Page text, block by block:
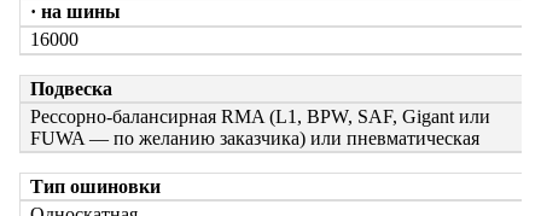
· на шины
16000
Подвеска
Рессорно-балансирная RMA (L1, BPW, SAF, Gigant или
FUWA — по желанию заказчика) или пневматическая
Тип ошиновки